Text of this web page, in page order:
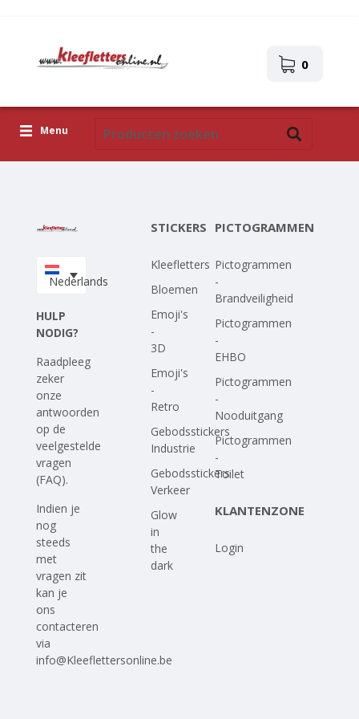
0
Menu
Upload je eigen ontwerp
Nederlands
HULP
NODIG?
Raadpleeg
zeker
onze
antwoorden
op de
veelgestelde
vragen
(FAQ).
Indien je
nog
steeds
met
vragen zit
kan je
ons
contacteren
via
info@Kleeflettersonline.be
STICKERS
Kleefletters
Bloemen
Emoji's
-
3D
Emoji's
-
Retro
Gebodsstickers
Industrie
Gebodsstickers
Verkeer
Glow
in
the
dark
PICTOGRAMMEN
Pictogrammen
-
Brandveiligheid
Pictogrammen
-
EHBO
Pictogrammen
-
Nooduitgang
Pictogrammen
-
Toilet
KLANTENZONE
Login